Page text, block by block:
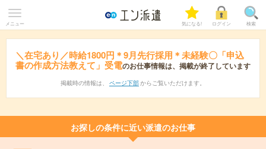
メニュー 気になる! ログイン 検索
＼在宅あり／時給1800円＊9月先行採用＊未経験〇「申込
書の作成方法教えて」受電のお仕事情報は、掲載が終了しています
掲載時の情報は、 ページ下部 からご覧いただけます。
お探しの条件に近い派遣のお仕事